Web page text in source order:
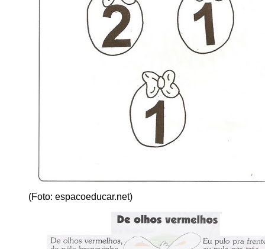
(Foto: espacoeducar.net)